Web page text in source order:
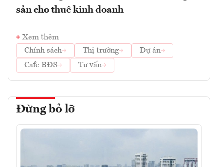
sản cho thuê kinh doanh
Xem thêm
Chính sách
Thị trường
Dự án
Cafe BĐS
Tư vấn
Đừng bỏ lỡ